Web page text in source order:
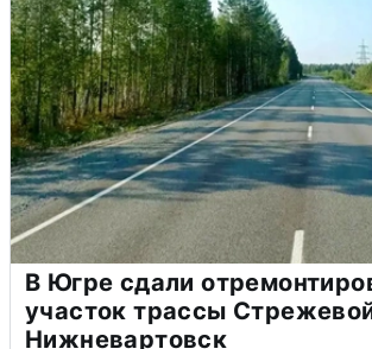
В Югре сдали
участок трассы
Нижневартовск